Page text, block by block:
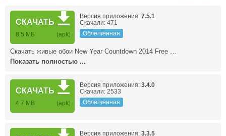
СКАЧАТЬ
8,5 МБ (apk)
Версия приложения: 7.5.1
Скачали: 471
Облегчённая
Скачать живые обои New Year Countdown 2014 Free …
Показать полностью ...
СКАЧАТЬ
4.7 MB (apk)
Версия приложения: 3.4.0
Скачали: 2533
Облегчённая
Версия приложения: 3.3.5